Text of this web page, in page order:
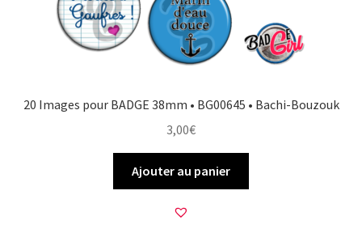
20 Images pour BADGE 38mm • BG00645 • Bachi-Bouzouk
3,00€
Ajouter au panier